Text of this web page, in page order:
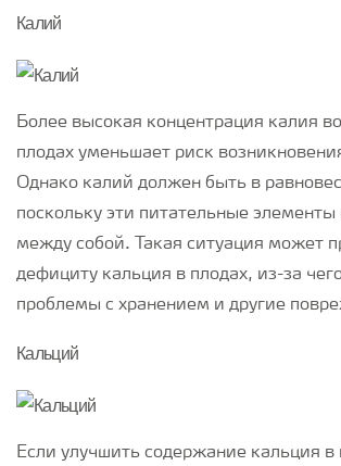
Калий
Более высокая концентрация калия
плодах уменьшает риск
Однако калий должен быть в
поскольку эти питательные
между собой. Такая ситуация может
дефициту кальция в плодах, из-за
проблемы с хранением и другие
Кальций
Если улучшить содержание кальция